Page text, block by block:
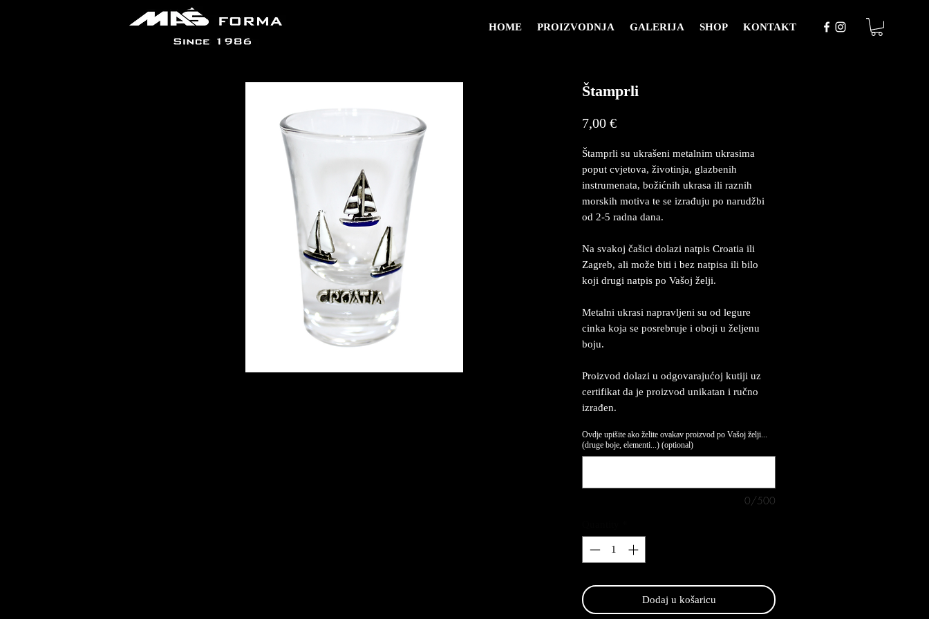
HOME PROIZVODNJA GALERIJA SHOP KONTAKT
Štamprli
7,00 €Price
Štamprli su ukrašeni metalnim ukrasima
poput cvjetova, životinja, glazbenih
instrumenata, božićnih ukrasa ili raznih
morskih motiva te se izrađuju po narudžbi
od 2-5 radna dana.
Na svakoj čašici dolazi natpis Croatia ili
Zagreb, ali može biti i bez natpisa ili bilo
koji drugi natpis po Vašoj želji.
Metalni ukrasi napravljeni su od legure
cinka koja se posrebruje i oboji u željenu
boju.
Proizvod dolazi u odgovarajućoj kutiji uz
certifikat da je proizvod unikatan i ručno
izrađen.
Ovdje upišite ako želite ovakav proizvod po Vašoj želji...
(druge boje, elementi...) (optional)
0/500
Dodaj u košaricu